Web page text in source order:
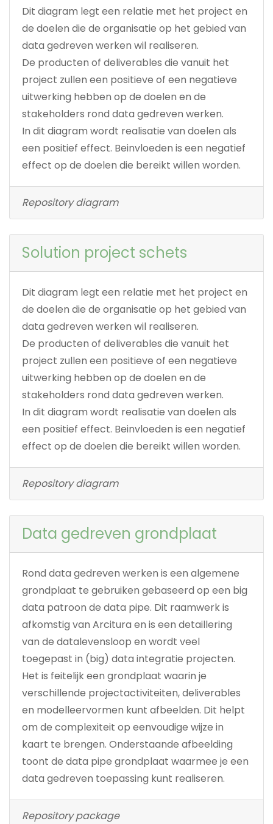
Dit diagram legt een relatie met het project en
de doelen die de organisatie op het gebied van
data gedreven werken wil realiseren.
De producten of deliverables die vanuit het
project zullen een positieve of een negatieve
uitwerking hebben op de doelen en de
stakeholders rond data gedreven werken.
In dit diagram wordt realisatie van doelen als
een positief effect. Beinvloeden is een negatief
effect op de doelen die bereikt willen worden.
Repository diagram
Solution project schets
Dit diagram legt een relatie met het project en
de doelen die de organisatie op het gebied van
data gedreven werken wil realiseren.
De producten of deliverables die vanuit het
project zullen een positieve of een negatieve
uitwerking hebben op de doelen en de
stakeholders rond data gedreven werken.
In dit diagram wordt realisatie van doelen als
een positief effect. Beinvloeden is een negatief
effect op de doelen die bereikt willen worden.
Repository diagram
Data gedreven grondplaat
Rond data gedreven werken is een algemene
grondplaat te gebruiken gebaseerd op een big
data patroon de data pipe. Dit raamwerk is
afkomstig van Arcitura en is een detaillering
van de datalevensloop en wordt veel
toegepast in (big) data integratie projecten.
Het is feitelijk een grondplaat waarin je
verschillende projectactiviteiten, deliverables
en modelleervormen kunt afbeelden. Dit helpt
om de complexiteit op eenvoudige wijze in
kaart te brengen. Onderstaande afbeelding
toont de data pipe grondplaat waarmee je een
data gedreven toepassing kunt realiseren.
Repository package